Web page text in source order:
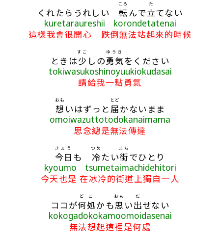
くれたらうれしい 転
ころ
んで立
た
てない
kuretaraureshii korondetatenai
這樣我會很開心 跌倒無法站起來的時候
ときは少
すこ
しの勇気
ゆうき
をください
tokiwasukoshinoyuukiokudasai
請給我一點勇氣
想
おも
いはずっと 届
とど
かないまま
omoiwazuttotodokanaimama
思念總是無法傳達
今日
きょう
も 冷
つめ
たい街
まち
でひとり
kyoumo tsumetaimachidehitori
今天也是 在冰冷的街道上獨自一人
ココが何処
どこ
かも思
おも
い出
だ
せない
kokogadokokamoomoidasenai
無法想起這裡是何處